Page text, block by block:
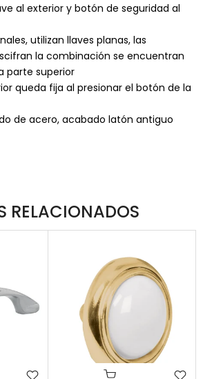
al exterior y botón de seguridad al
utilizan llaves planas, las
la combinación se encuentran
parte superior
queda fija al presionar el botón de la
de acero, acabado latón antiguo
RELACIONADOS